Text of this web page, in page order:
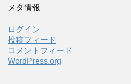
メタ情報
ログイン
投稿フィード
コメントフィード
WordPress.org